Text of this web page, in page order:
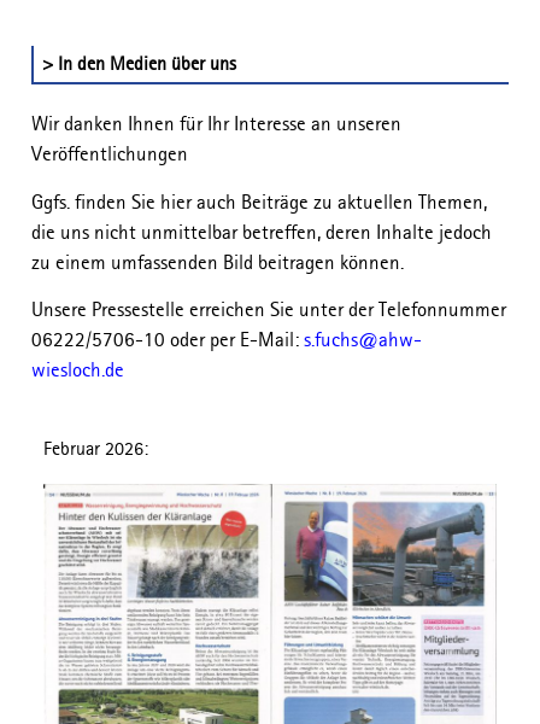
> In den Medien über uns
Wir danken Ihnen für Ihr Interesse an unseren
Veröffentlichungen
Ggfs. finden Sie hier auch Beiträge zu aktuellen Themen,
die uns nicht unmittelbar betreffen, deren Inhalte jedoch
zu einem umfassenden Bild beitragen können.
Unsere Pressestelle erreichen Sie unter der Telefonnummer
06222/5706-10 oder per E-Mail: s.fuchs@ahw-
wiesloch.de
Februar 2026: